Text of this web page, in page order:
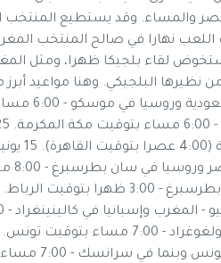
والمساء. وقد يستطيع المنتخب
نهارا في صالح المنتخب
ستخوض لقاء بلجيكا ظهرا، ومثل
البلجيكي. وهنا مواعيد أبرز
البطولة في العالم العربي: مباريات السعودية ومصر 14 يونيو - السعودية
السعودية ومصر في
وأوروغواي في
- المغرب
- تونس وبلجيكا في موسكو - 1:00 ظهرا